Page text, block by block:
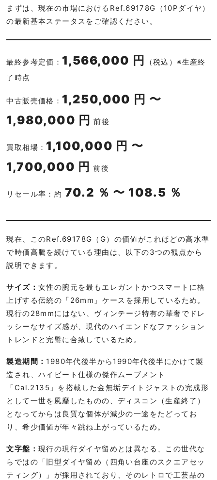
まずは、現在の市場におけるRef.69178G（10Pダイヤ）
の最新基本ステータスをご確認ください。
最終参考定価： 1,566,000 円
（税込）※生産終
了時点
中古販売価格： 1,250,000 円 〜
1,980,000 円 前後
買取相場： 1,100,000 円 〜
1,700,000 円 前後
リセール率：約 70.2 ％ 〜 108.5 ％
現在、このRef.69178G（G）の価値がこれほどの高水準
で時価高騰を続けている理由は、以下の3つの観点から
説明できます。
サイズ：女性の腕元を最もエレガントかつスマートに格
上げする伝統の「26mm」ケースを採用しているため。
現行の28mmにはない、ヴィンテージ特有の華奢でドレ
ッシーなサイズ感が、現代のハイエンドなファッション
トレンドと完璧に合致しているため。
製造期間： 1980年代後半から1990年代後半にかけて製
造され、ハイビート仕様の傑作ムーブメント
「Cal.2135」を搭載した金無垢デイトジャストの完成形
として一世を風靡したものの、ディスコン（生産終了）
となってからは良質な個体が減少の一途をたどってお
り、希少価値が年々跳ね上がっているため。
文字盤：現行の現行ダイヤ留めとは異なる、この世代な
らではの「旧型ダイヤ留め（四角い台座のスクエアセッ
ティング）」が採用されており、そのレトロで工芸品の